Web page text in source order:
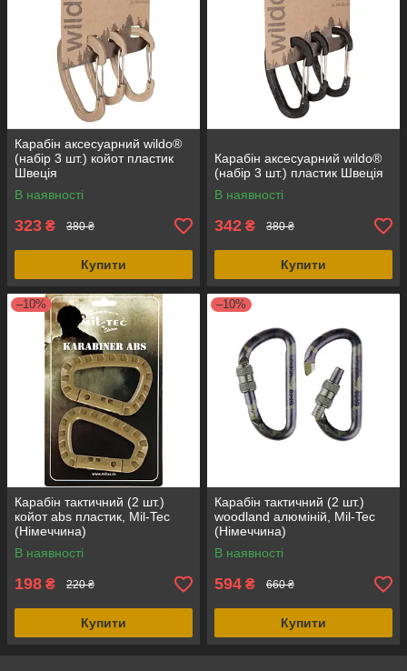
Карабін аксесуарний wildo®
(набір 3 шт.) койот пластик
Швеція
В наявності
323 ₴ 380 ₴
Купити
Карабін аксесуарний wildo®
(набір 3 шт.) пластик Швеція
В наявності
342 ₴ 380 ₴
Купити
–10%
Карабін тактичний (2 шт.)
койот abs пластик, Mil-Tec
(Німеччина)
В наявності
198 ₴ 220 ₴
Купити
–10%
Карабін тактичний (2 шт.)
woodland алюміній, Mil-Tec
(Німеччина)
В наявності
594 ₴ 660 ₴
Купити